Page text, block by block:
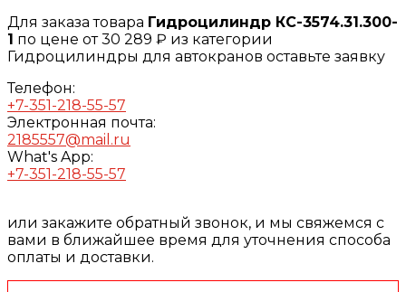
Для заказа товара Гидроцилиндр КС-3574.31.300-
1 по цене от 30 289 ₽ из категории
Гидроцилиндры для автокранов оставьте заявку
Телефон:
+7-351-218-55-57
Электронная почта:
2185557@mail.ru
What's App:
+7-351-218-55-57
или закажите обратный звонок, и мы свяжемся с
вами в ближайшее время для уточнения способа
оплаты и доставки.